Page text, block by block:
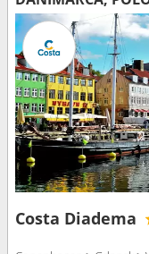
Costa Diadema